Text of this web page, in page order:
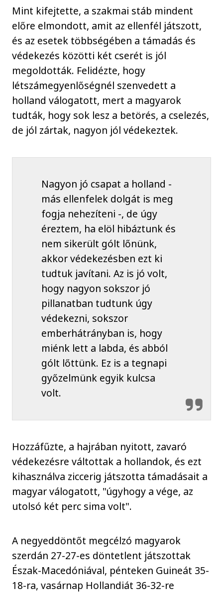
Mint kifejtette, a szakmai stáb mindent
előre elmondott, amit az ellenfél játszott,
és az esetek többségében a támadás és
védekezés közötti két cserét is jól
megoldották. Felidézte, hogy
létszámegyenlőségnél szenvedett a
holland válogatott, mert a magyarok
tudták, hogy sok lesz a betörés, a cselezés,
de jól zártak, nagyon jól védekeztek.
Nagyon jó csapat a holland -
más ellenfelek dolgát is meg
fogja nehezíteni -, de úgy
éreztem, ha elöl hibáztunk és
nem sikerült gólt lőnünk,
akkor védekezésben ezt ki
tudtuk javítani. Az is jó volt,
hogy nagyon sokszor jó
pillanatban tudtunk úgy
védekezni, sokszor
emberhátrányban is, hogy
miénk lett a labda, és abból
gólt lőttünk. Ez is a tegnapi
győzelmünk egyik kulcsa
volt.
Hozzáfűzte, a hajrában nyitott, zavaró
védekezésre váltottak a hollandok, és ezt
kihasználva ziccerig játszotta támadásait a
magyar válogatott, "úgyhogy a vége, az
utolsó két perc sima volt".
A negyeddöntőt megcélzó magyarok
szerdán 27-27-es döntetlent játszottak
Észak-Macedóniával, pénteken Guineát 35-
18-ra, vasárnap Hollandiát 36-32-re